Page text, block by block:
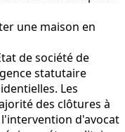
une maison en
de société de
statutaire
Les
des clôtures à
l'intervention d'avocat